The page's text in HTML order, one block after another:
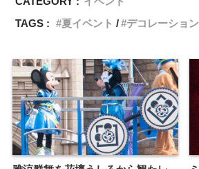
TAGS :
夏イベント デコレーション